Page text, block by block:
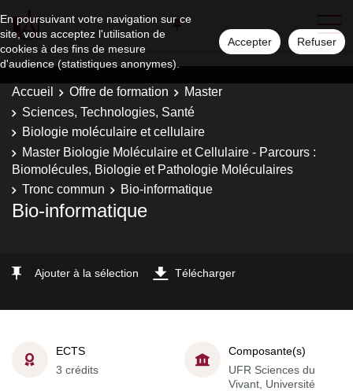
En poursuivant votre navigation sur ce
site, vous acceptez l'utilisation de
cookies à des fins de mesure
d'audience (statistiques anonymes).
Accepter Refuser
Accueil Offre de formation
Master
Sciences, Technologies, Santé
Biologie moléculaire et cellulaire
Master Biologie Moléculaire et Cellulaire - Parcours :
Biomolécules, Biologie et Pathologie Moléculaires
Tronc commun
Bio-informatique
Bio-informatique
Ajouter à la sélection Télécharger
ECTS
3 crédits
Composante(s)
UFR Sciences du
Vivant, Université